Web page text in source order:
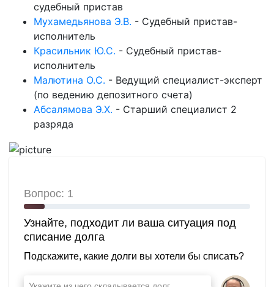
судебный пристав
Мухамедьянова Э.В. - Судебный пристав-
исполнитель
Красильник Ю.С. - Судебный пристав-
исполнитель
Малютина О.С. - Ведущий специалист-эксперт
(по ведению депозитного счета)
Абсалямова Э.Х. - Старший специалист 2
разряда